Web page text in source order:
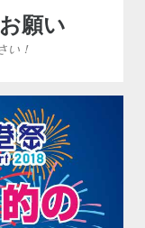
願い
い！